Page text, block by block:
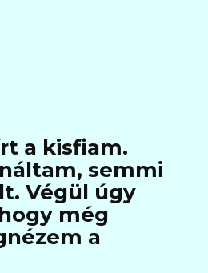
a kisfiam.
semmi
Végül úgy
még
a